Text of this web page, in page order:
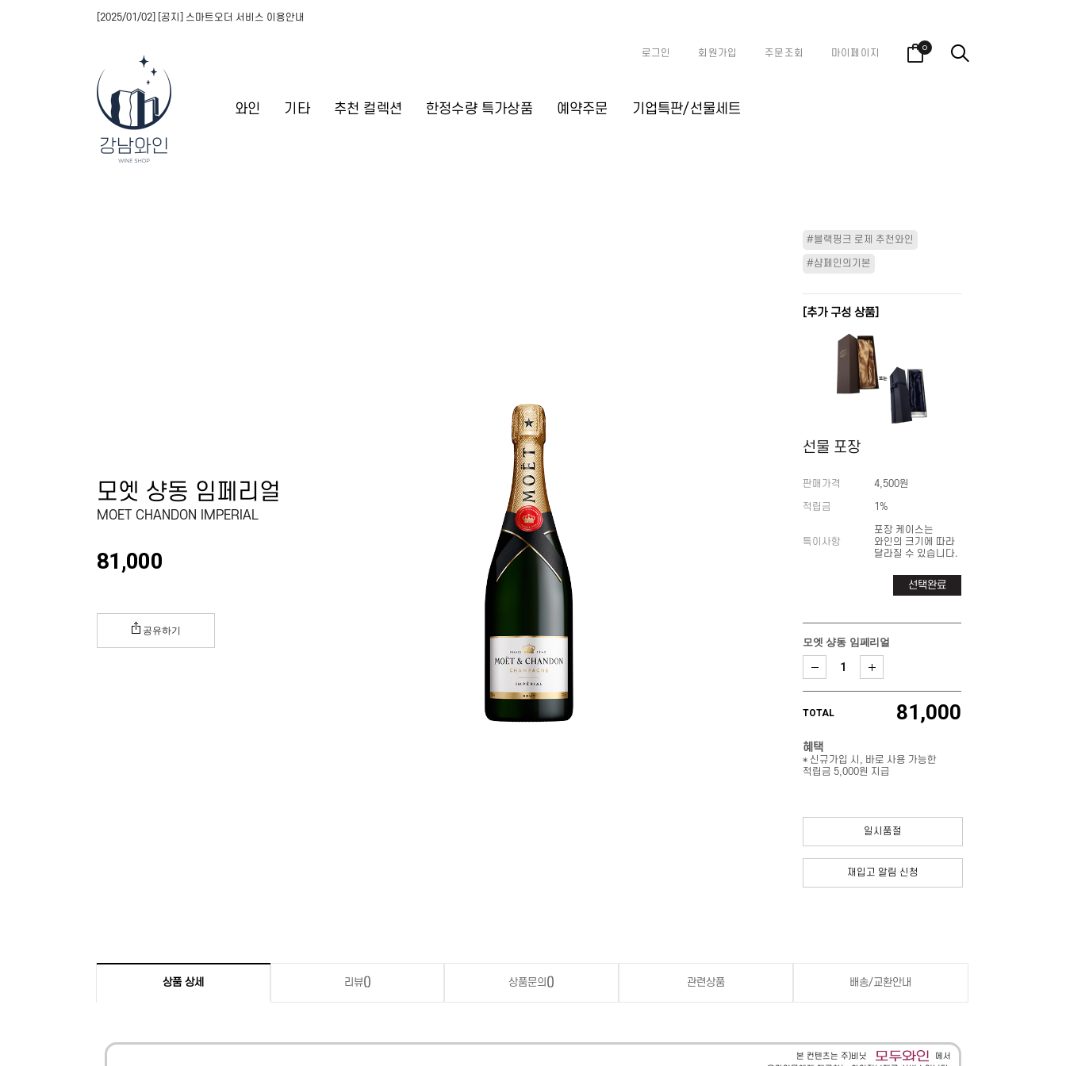
와인 기타 추천 컬렉션 한정수량 특가상품 예약주문 기업특판/선물세트
[2025/01/02] [공지] 스마트오더 서비스 이용안내
로그인 회원가입 주문조회 마이페이지 0
모엣 샹동 임페리얼
MOET CHANDON IMPERIAL
81,000
공유하기
#블랙핑크 로제 추천와인
#샴페인의기본
[추가 구성 상품]
선물 포장
판매가격 4,500원
적립금 1%
특이사항
포장 케이스는
와인의 크기에 따라
달라질 수 있습니다.
선택완료
모엣 샹동 임페리얼
TOTAL 81,000
혜택
* 신규가입 시, 바로 사용 가능한
적립금 5,000원 지급
일시품절
재입고 알림 신청
상품 상세 리뷰() 상품문의 () 관련상품 배송/교환안내
본 컨텐츠는 주)비닛
에서